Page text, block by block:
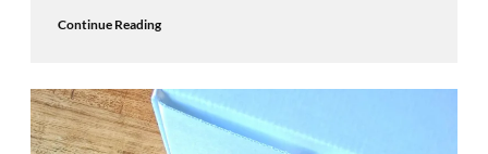
Continue Reading